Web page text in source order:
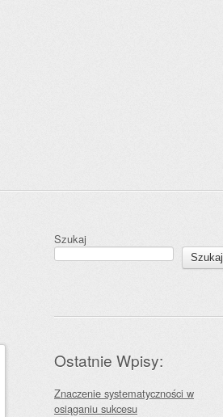
Szukaj
Szukaj
Ostatnie Wpisy:
Znaczenie systematyczności w
osiąganiu sukcesu